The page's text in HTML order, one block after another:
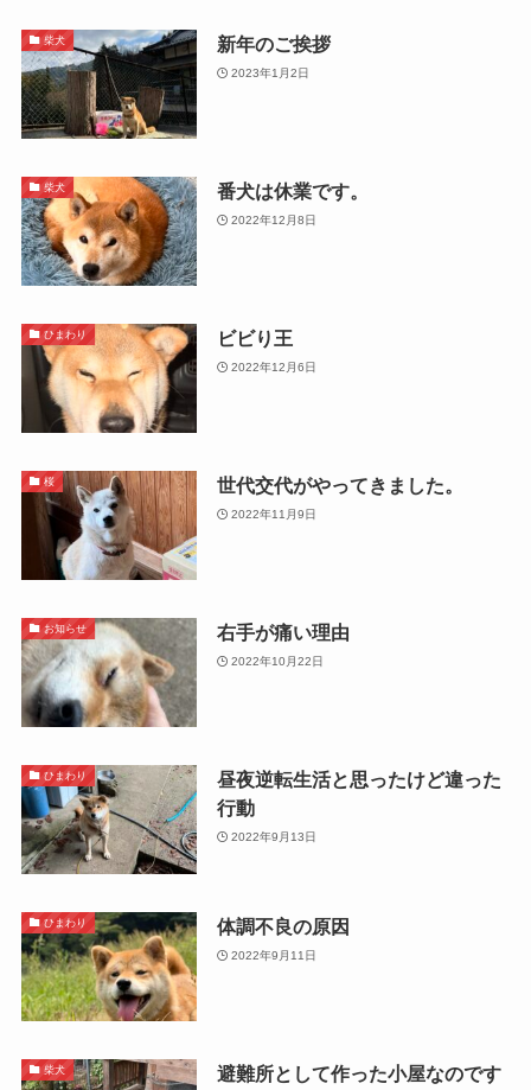
柴犬 新年のご挨拶
2023年1月2日
柴犬 番犬は休業です。
2022年12月8日
ひまわり ビビり王
2022年12月6日
桜 世代交代がやってきました。
2022年11月9日
お知らせ 右手が痛い理由
2022年10月22日
ひまわり
昼夜逆転生活と思ったけど違った
行動
2022年9月13日
ひまわり 体調不良の原因
2022年9月11日
柴犬
避難所として作った小屋なのです